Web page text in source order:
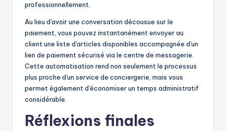
professionnellement.
Au lieu d'avoir une conversation décousue sur le
paiement, vous pouvez instantanément envoyer au
client une liste d'articles disponibles accompagnée d'un
lien de paiement sécurisé via le centre de messagerie.
Cette automatisation rend non seulement le processus
plus proche d'un service de conciergerie, mais vous
permet également d'économiser un temps administratif
considérable.
Réflexions finales